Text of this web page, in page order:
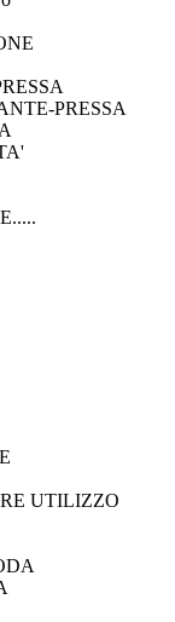
PRESSA
UTILIZZO